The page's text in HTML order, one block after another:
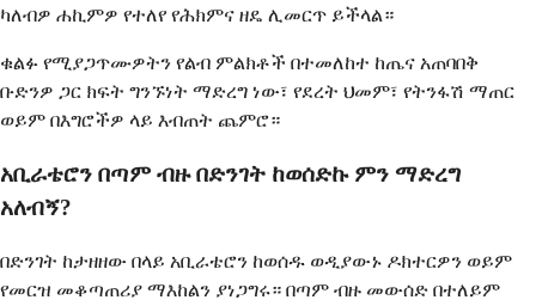
ካለብዎ ሐኪምዎ የተለየ የሕክምና ዘዴ ሊመርጥ ይችላል።
ቁልፉ የሚያጋጥሙዎትን የልብ ምልክቶች በተመለከተ ከጤና አጠባበቅ
ቡድንዎ ጋር ክፍት ግንኙነት ማድረግ ነው፣ የደረት ህመም፣ የትንፋሽ ማጠር
ወይም በእግሮችዎ ላይ እብጠት ጨምሮ።
አቢራቴሮን በጣም ብዙ በድንገት ከወሰድኩ ምን ማድረግ
አለብኝ?
በድንገት ከታዘዘው በላይ አቢራቴሮን ከወሰዱ ወዲያውኑ ዶክተርዎን ወይም
የመርዝ መቆጣጠሪያ ማእከልን ያነጋግሩ። በጣም ብዙ መውሰድ በተለይም